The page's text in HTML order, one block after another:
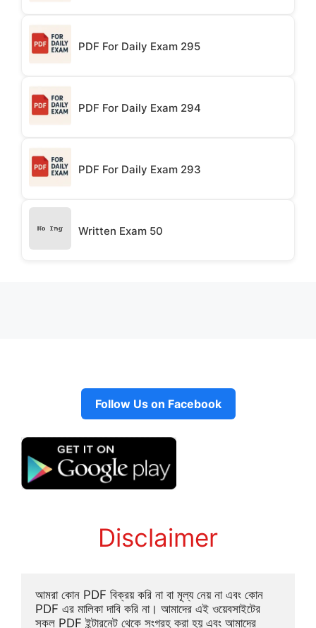
PDF For Daily Exam 295
PDF For Daily Exam 294
PDF For Daily Exam 293
Written Exam 50
Follow Us on Facebook
Disclaimer
আমরা কোন PDF বিক্রয় করি না বা মূল্য নেয় না এবং কোন
PDF এর মালিকা দাবি করি না। আমাদের এই ওয়েবসাইটের
সকল PDF ইন্টারনেট থেকে সংগ্রহ করা হয় এবং আমাদের